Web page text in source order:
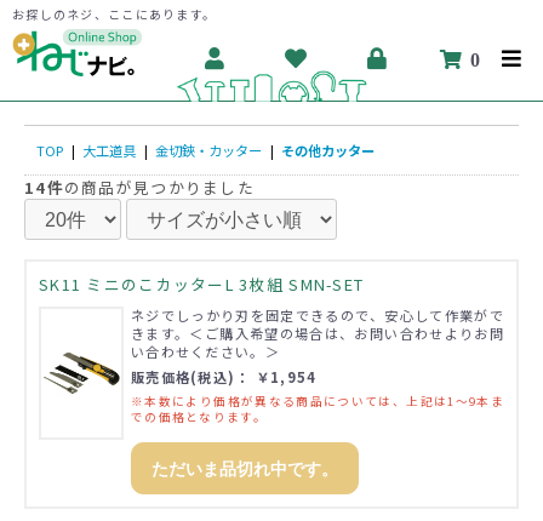
お探しのネジ、ここにあります。
0
TOP | 大工道具 | 金切鋏・カッター | その他カッター
14件の商品が見つかりました
SK11 ミニのこカッターL 3枚組 SMN-SET
ネジでしっかり刃を固定できるので、安心して作業がで
きます。＜ご購入希望の場合は、お問い合わせよりお問
い合わせください。＞
販売価格(税込)： ￥1,954
※本数により価格が異なる商品については、上記は1～9本ま
での価格となります。
ただいま品切れ中です。